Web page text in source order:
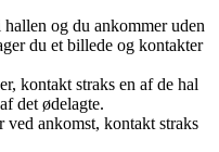
og du ankommer uden
du et billede og kontakter
kontakt straks en af de hal
det ødelagte.
ved ankomst, kontakt straks